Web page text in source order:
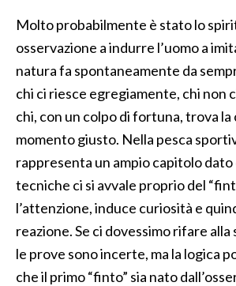
Molto probabilmente è stato lo
osservazione a indurre l’uomo a
natura fa spontaneamente da
chi ci riesce egregiamente, chi non
chi, con un colpo di fortuna, trova la
momento giusto. Nella pesca
rappresenta un ampio capitolo dato
tecniche ci si avvale proprio del
l’attenzione, induce curiosità e
reazione. Se ci dovessimo rifare alla
le prove sono incerte, ma la logica
che il primo “finto” sia nato